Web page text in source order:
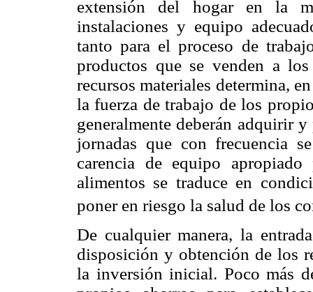
extensión del hogar en la
instalaciones y equipo
tanto para el proceso de
productos que se venden a
recursos materiales determina,
la fuerza de trabajo de los
generalmente deberán adquirir
jornadas que con frecuencia
carencia de equipo
alimentos se traduce en
poner en riesgo la salud de los
De cualquier manera, la
disposición y obtención de los
la inversión inicial. Poco más